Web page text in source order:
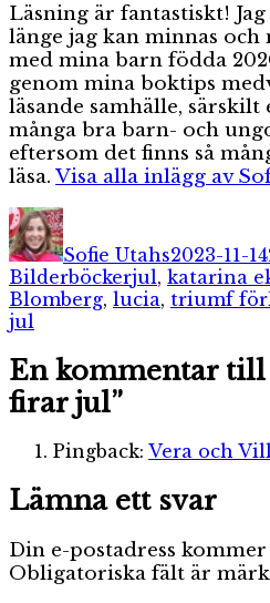
Läsning är fantastiskt!
länge jag kan minnas och
med mina barn födda
genom mina boktips
läsande samhälle, särskilt
många bra barn- och
eftersom det finns så
läsa. Visa alla inlägg av
Författare
Sofie Utahs2023-11-14
BilderböckerEtiketter
jul, katarina
Blomberg, lucia, triumf
jul
En kommentar till
firar jul”
Pingback: Vera och
Lämna ett svar
Din e-postadress
Obligatoriska fält är